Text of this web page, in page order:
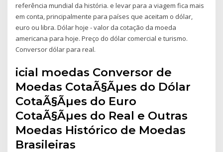
referência mundial da história. e levar para a viagem fica mais
em conta, principalmente para países que aceitam o dólar,
euro ou libra. Dólar hoje - valor da cotação da moeda
americana para hoje. Preço do dólar comercial e turismo.
Conversor dólar para real.
icial moedas Conversor de
Moedas CotaÃ§Ãµes do Dólar
CotaÃ§Ãµes do Euro
CotaÃ§Ãµes do Real e Outras
Moedas Histórico de Moedas
Brasileiras